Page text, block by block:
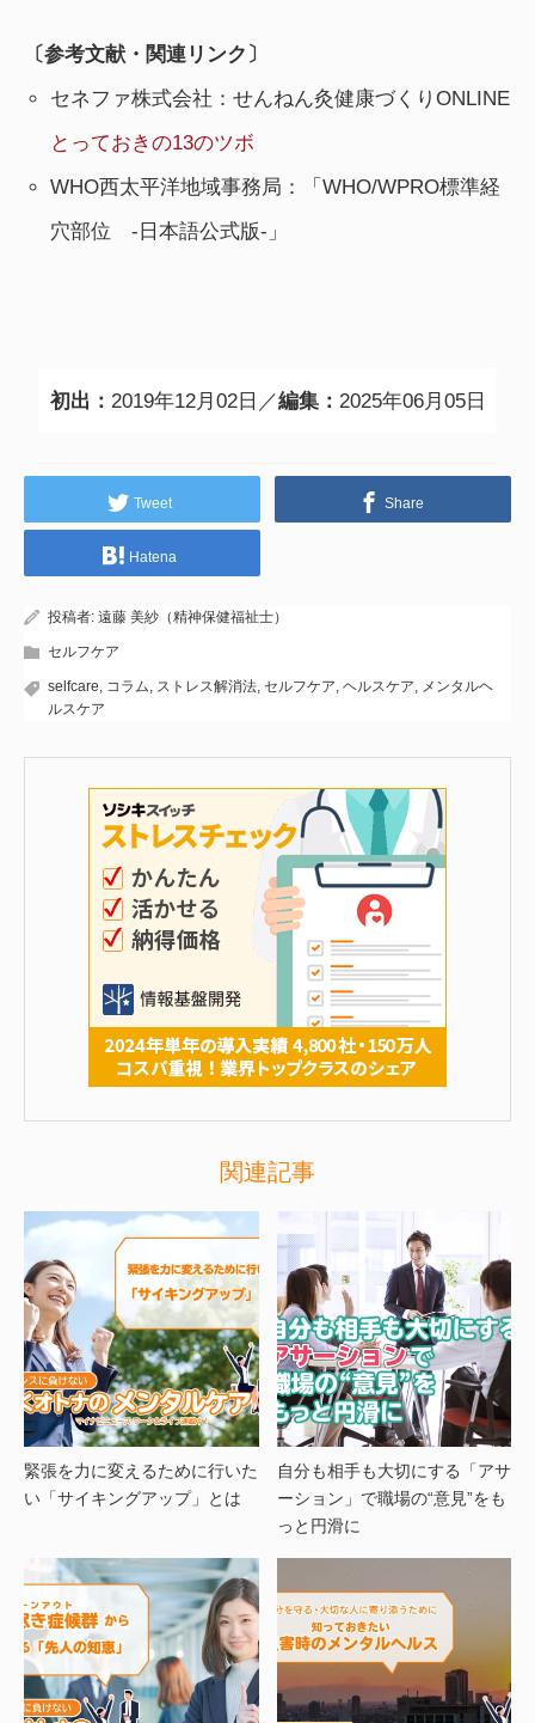
〔参考文献・関連リンク〕
セネファ株式会社：せんねん灸健康づくりONLINE
とっておきの13のツボ
WHO西太平洋地域事務局：「WHO/WPRO標準経
穴部位 -日本語公式版-」
初出： 2019年12月02日／編集： 2025年06月05日
Tweet Share
Hatena
投稿者: 遠藤 美紗（精神保健福祉士）
セルフケア
selfcare, コラム, ストレス解消法, セルフケア, ヘルスケア, メンタルヘ
ルスケア
関連記事
緊張を力に変えるために行いた
い「サイキングアップ」とは
自分も相手も大切にする「アサ
ーション」で職場の“意見”をも
っと円滑に